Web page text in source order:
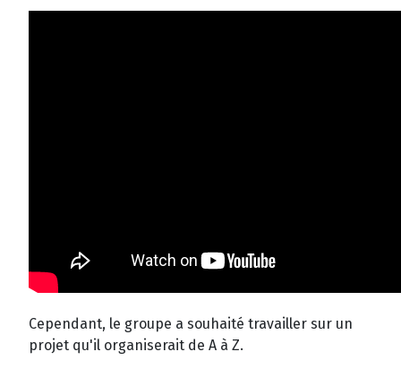
Cependant, le groupe a souhaité travailler sur un
projet qu'il organiserait de A à Z.